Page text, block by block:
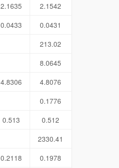
2.1635
2.1542
0.0433
0.0431
213.02
8.0645
4.8306
4.8076
0.1776
0.513
0.512
2330.41
0.2118
0.1978